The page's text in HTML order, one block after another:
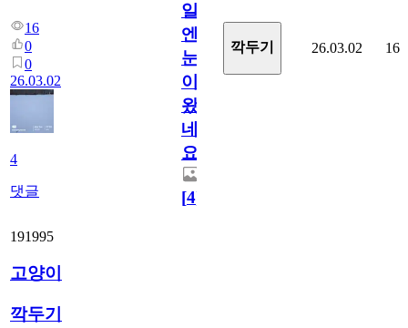
16
0
0
26.03.02
4
댓글
일
엔
눈
이
왔
네
요
[4]
깍두기 26.03.02 16
191995
고양이
깍두기